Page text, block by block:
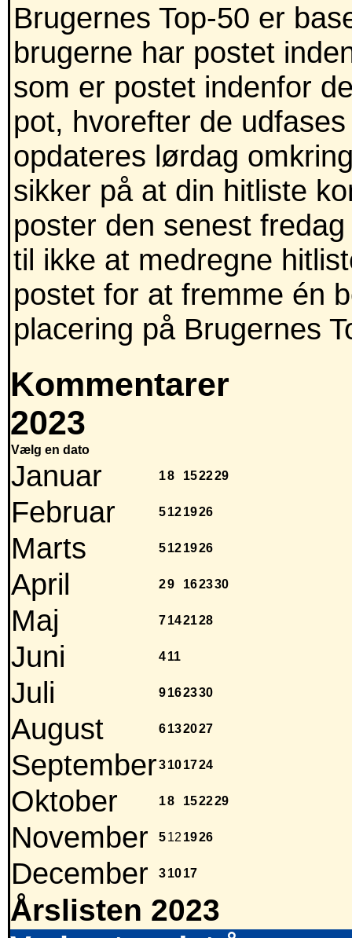
Brugernes Top-50 er
brugerne har postet
som er postet indenfor
pot, hvorefter de
opdateres lørdag
sikker på at din hitliste
poster den senest
til ikke at medregne
postet for at fremme én
placering på Brugernes
Kommentarer
2023
Vælg en dato
Januar 18 152229
Februar 5121926
Marts 5121926
April 29 162330
Maj 7142128
Juni 411
Juli 9162330
August 6132027
September3101724
Oktober 18 152229
November 512 1926
December 31017
Årslisten 2023